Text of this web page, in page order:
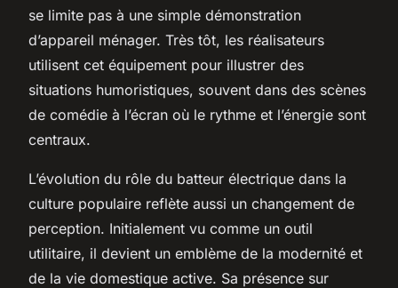
se limite pas à une simple démonstration
d’appareil ménager. Très tôt, les réalisateurs
utilisent cet équipement pour illustrer des
situations humoristiques, souvent dans des scènes
de comédie à l’écran où le rythme et l’énergie sont
centraux.
L’évolution du rôle du batteur électrique dans la
culture populaire reflète aussi un changement de
perception. Initialement vu comme un outil
utilitaire, il devient un emblème de la modernité et
de la vie domestique active. Sa présence sur